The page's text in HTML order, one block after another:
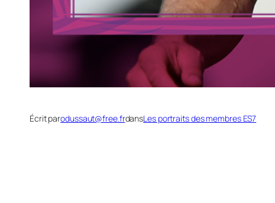
Écrit parodussaut@free.frdansLes portraits des membres ES7